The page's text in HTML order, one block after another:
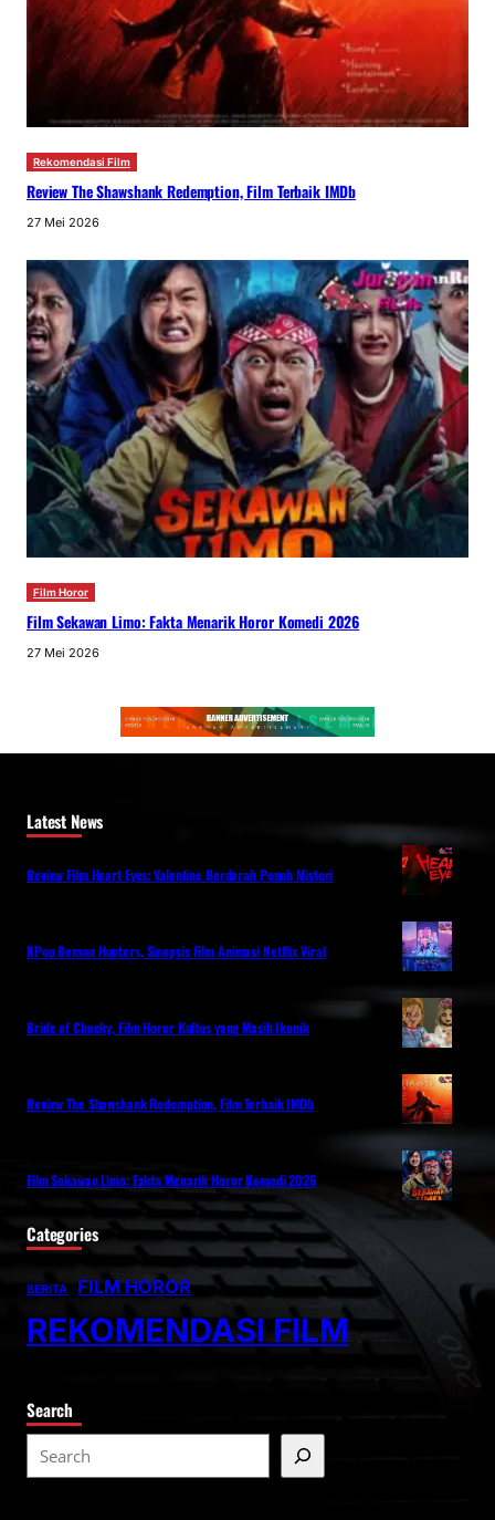
Rekomendasi Film
Review The Shawshank Redemption, Film Terbaik IMDb
27 Mei 2026
Film Horor
Film Sekawan Limo: Fakta Menarik Horor Komedi 2026
27 Mei 2026
Latest News
Review Film Heart Eyes: Valentine Berdarah Penuh Misteri
KPop Demon Hunters, Sinopsis Film Animasi Netflix Viral
Bride of Chucky, Film Horor Kultus yang Masih Ikonik
Review The Shawshank Redemption, Film Terbaik IMDb
Film Sekawan Limo: Fakta Menarik Horor Komedi 2026
Categories
BERITA FILM HOROR
REKOMENDASI FILM
Search
e